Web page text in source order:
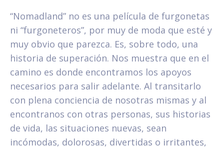
“Nomadland” no es una película de furgonetas
ni “furgoneteros”, por muy de moda que esté y
muy obvio que parezca. Es, sobre todo, una
historia de superación. Nos muestra que en el
camino es donde encontramos los apoyos
necesarios para salir adelante. Al transitarlo
con plena conciencia de nosotras mismas y al
encontranos con otras personas, sus historias
de vida, las situaciones nuevas, sean
incómodas, dolorosas, divertidas o irritantes,